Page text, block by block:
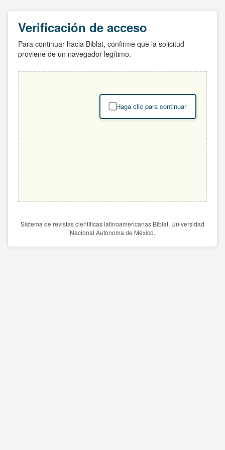
Verificación de acceso
Para continuar hacia Biblat, confirme que la solicitud
proviene de un navegador legítimo.
Haga clic para continuar
Sistema de revistas científicas latinoamericanas Biblat. Universidad
Nacional Autónoma de México.